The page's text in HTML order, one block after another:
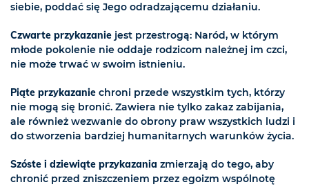
siebie, poddać się Jego odradzającemu działaniu.
Czwarte przykazanie jest przestrogą: Naród, w którym
młode pokolenie nie oddaje rodzicom należnej im czci,
nie może trwać w swoim istnieniu.
Piąte przykazanie chroni przede wszystkim tych, którzy
nie mogą się bronić. Zawiera nie tylko zakaz zabijania,
ale również wezwanie do obrony praw wszystkich ludzi i
do stworzenia bardziej humanitarnych warunków życia.
Szóste i dziewiąte przykazania zmierzają do tego, aby
chronić przed zniszczeniem przez egoizm wspólnotę